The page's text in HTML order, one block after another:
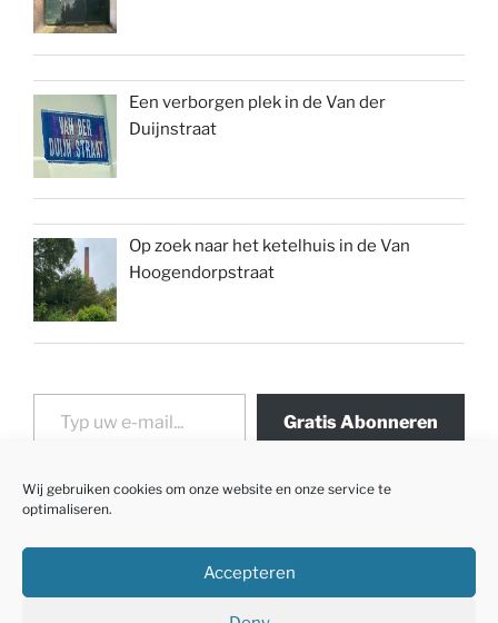
Wij gebruiken cookies om onze website en onze service te
optimaliseren.
Accepteren
Een verborgen plek in de Van der
Duijnstraat
Op zoek naar het ketelhuis in de Van
Hoogendorpstraat
Typ uw e-mail...
Gratis Abonneren